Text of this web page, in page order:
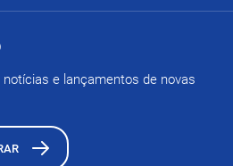
e lançamentos de novas